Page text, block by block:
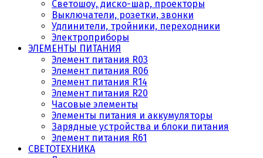
Светошоу, диско-шар, проекторы
Выключатели, розетки, звонки
Удлинители, тройники, переходники
Электроприборы
ЭЛЕМЕНТЫ ПИТАНИЯ
Элемент питания R03
Элемент питания R06
Элемент питания R14
Элемент питания R20
Часовые элементы
Элементы питания и аккумуляторы
Зарядные устройства и блоки питания
Элемент питания R61
СВЕТОТЕХНИКА